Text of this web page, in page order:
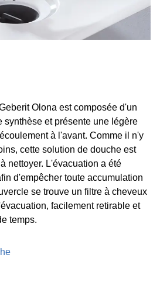
Olona est composée d'un
synthèse et présente une légère
à l'avant. Comme il n'y
cette solution de douche est
nettoyer. L'évacuation a été
d'empêcher toute accumulation
se trouve un filtre à cheveux
facilement retirable et
temps.